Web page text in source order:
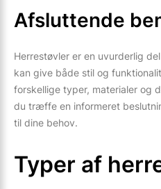
Afsluttende
Herrestøvler er en uvurderlig
kan give både stil og
forskellige typer, materialer og
du træffe en informeret
til dine behov.
Typer af